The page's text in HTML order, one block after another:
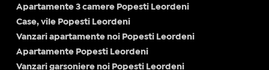
Apartamente 3 camere Popesti Leordeni
Case, vile Popesti Leordeni
Vanzari apartamente noi Popesti Leordeni
Apartamente Popesti Leordeni
Vanzari garsoniere noi Popesti Leordeni